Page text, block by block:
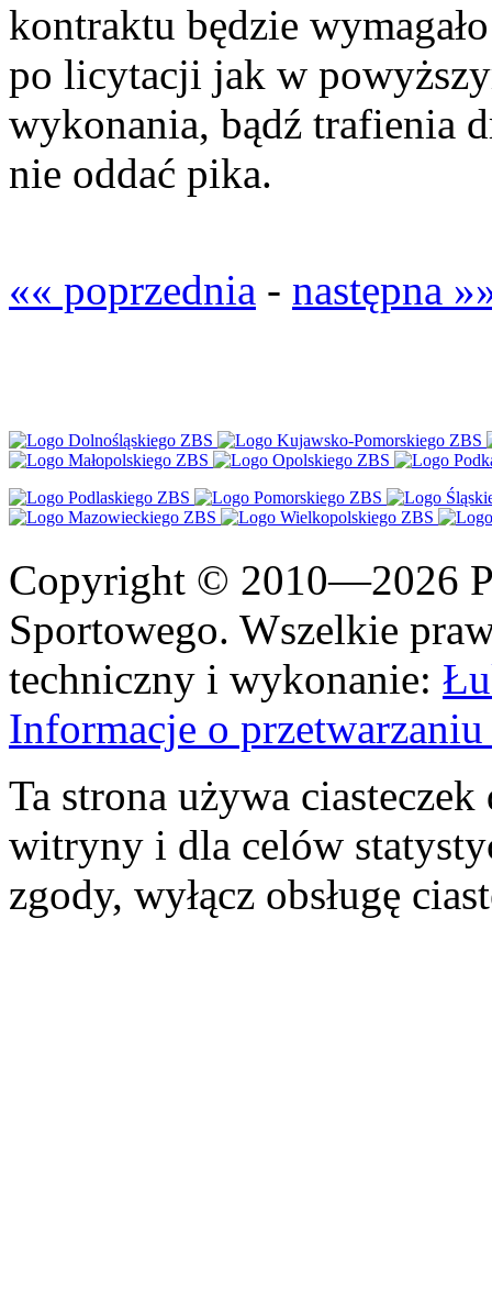
kontraktu będzie
po licytacji jak w
wykonania, bądź trafienia
nie oddać pika.
«« poprzednia - następna
Copyright © 2010—2026
Sportowego. Wszelkie
techniczny i wykonanie:
Informacje o
Ta strona używa
witryny i dla celów
zgody, wyłącz obsługę